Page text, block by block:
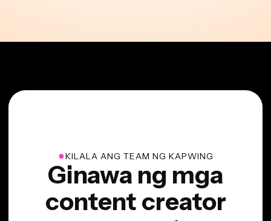
●KILALA ANG TEAM NG KAPWING
Ginawa ng mga
content creator